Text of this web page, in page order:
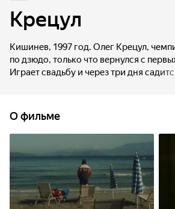
Крецул
Кишинев, 1997 год. Олег Крецул,
по дзюдо, только что вернулся с
Играет свадьбу и через три дня садится
потеряв себя. Друг детства Виталий
вернуть смыслы, спорт, победы,
ему свое плечо. Он узнает, что такое
неотступничество и человеческая
из главных побед — обрести друга.
О фильме